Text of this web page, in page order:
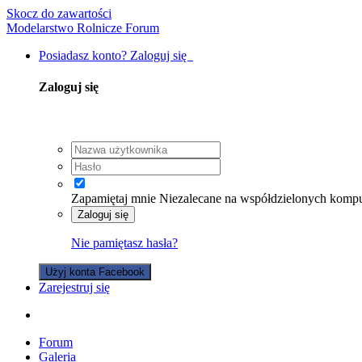
Skocz do zawartości
Modelarstwo Rolnicze Forum
Posiadasz konto? Zaloguj się
Zaloguj się
Zapamiętaj mnie Niezalecane na współdzielonych
Zaloguj się
Nie pamiętasz hasła?
Użyj konta Facebook
Zarejestruj się
Forum
Galeria